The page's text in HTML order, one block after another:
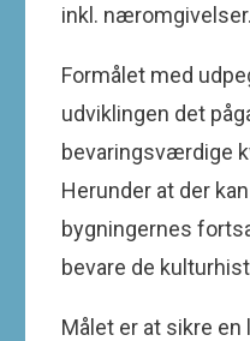
inkl.
Formålet med
udviklingen det
bevaringsværdige
Herunder at der
bygningernes
bevare de
Målet er at sikre en